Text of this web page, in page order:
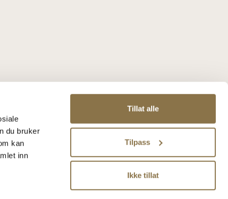
du bruker
kan
inn
Tillat alle
Tilpass
Ikke tillat